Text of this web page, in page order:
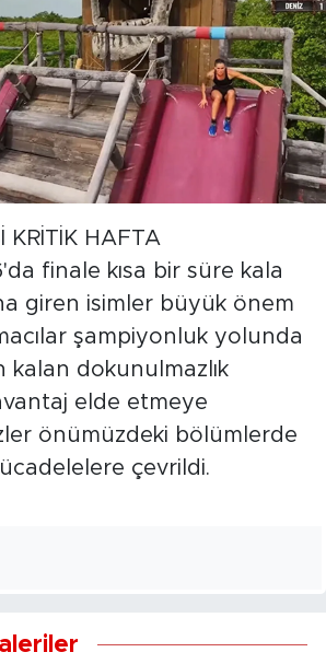
KRİTİK HAFTA
finale kısa bir süre kala
giren isimler büyük önem
şampiyonluk yolunda
kalan dokunulmazlık
elde etmeye
önümüzdeki bölümlerde
çevrildi.